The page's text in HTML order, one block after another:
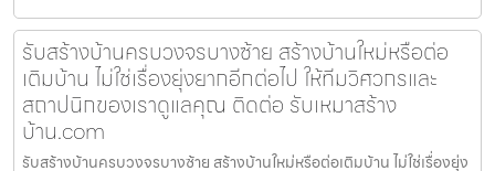
รับสร้างบ้านครบวงจรบางซ้าย สร้างบ้านใหม่หรือต่อ
เติมบ้าน ไม่ใช่เรื่องยุ่งยากอีกต่อไป ให้ทีมวิศวกรและ
สถาปนิกของเราดูแลคุณ ติดต่อ รับเหมาสร้าง
บ้าน.com
รับสร้างบ้านครบวงจรบางซ้าย สร้างบ้านใหม่หรือต่อเติมบ้าน ไม่ใช่เรื่องยุ่ง